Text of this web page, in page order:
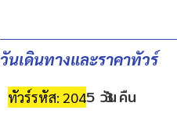
วันเดินทางและราคาทัวร์
ทัวร์รหัส: 2045 วัน3 คืน